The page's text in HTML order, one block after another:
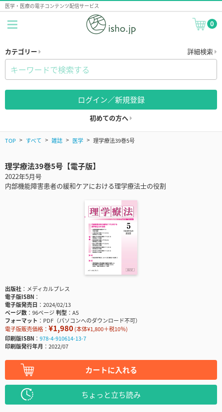
医学・医療の電子コンテンツ配信サービス
0
カテゴリー 詳細検索
ログイン／新規登録
初めての方へ
TOP すべて 雑誌 医学 理学療法39巻5号
理学療法39巻5号【電子版】
2022年5月号
内部機能障害患者の緩和ケアにおける理学療法士の役割
出版社
メディカルプレス
電子版ISBN
電子版発売日
2024/02/13
ページ数
96ページ判型
A5
フォーマット
PDF（パソコンへのダウンロード不可）
電子版販売価格： ¥1,980(本体¥1,800＋税10％)
印刷版ISBN
978-4-910614-13-7
印刷版発行年月
2022/07
カートに入れる
ちょっと立ち読み